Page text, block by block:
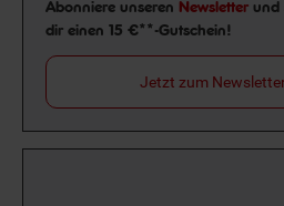
Abonniere unseren Newsletter und
dir einen 15 €**-Gutschein!
Jetzt zum